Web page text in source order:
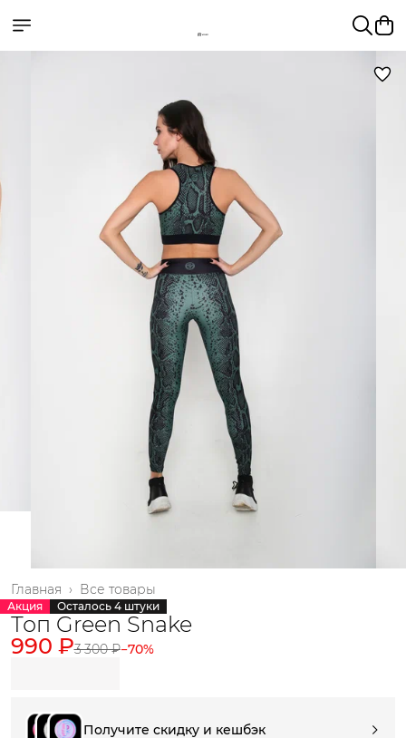
Все товары
Главная ›
Акция Осталось 4 штуки
Топ Green Snake
990 ₽3 300 ₽−70%
Получите скидку и кешбэк